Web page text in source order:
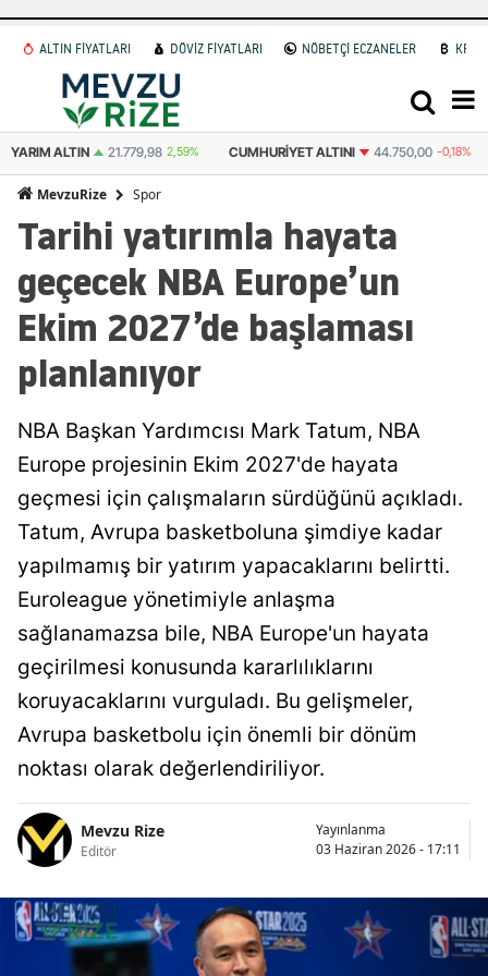
ALTIN FİYATLARI DÖVİZ FİYATLARI NÖBETÇİ ECZANELER
YARIM ALTIN 21.779,98 2,59% CUMHURIYET ALTINI 44.750,00 -0,18%
MevzuRize Spor
Tarihi yatırımla hayata
geçecek NBA Europe’un
Ekim 2027’de başlaması
planlanıyor
NBA Başkan Yardımcısı Mark Tatum, NBA
Europe projesinin Ekim 2027'de hayata
geçmesi için çalışmaların sürdüğünü açıkladı.
Tatum, Avrupa basketboluna şimdiye kadar
yapılmamış bir yatırım yapacaklarını belirtti.
Euroleague yönetimiyle anlaşma
sağlanamazsa bile, NBA Europe'un hayata
geçirilmesi konusunda kararlılıklarını
koruyacaklarını vurguladı. Bu gelişmeler,
Avrupa basketbolu için önemli bir dönüm
noktası olarak değerlendiriliyor.
Mevzu Rize
Editör
Yayınlanma
03 Haziran 2026 - 17:11